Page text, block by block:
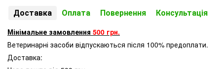
Доставка Оплата Повернення Консультація
Мінімальне замовлення 500 грн.
Ветеринарні засоби відпускаються після 100% предоплати.
Доставка: